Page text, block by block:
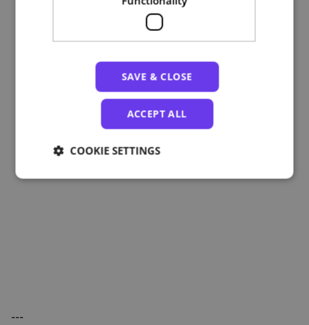
---
SAVE & CLOSE
ACCEPT ALL
COOKIE SETTINGS